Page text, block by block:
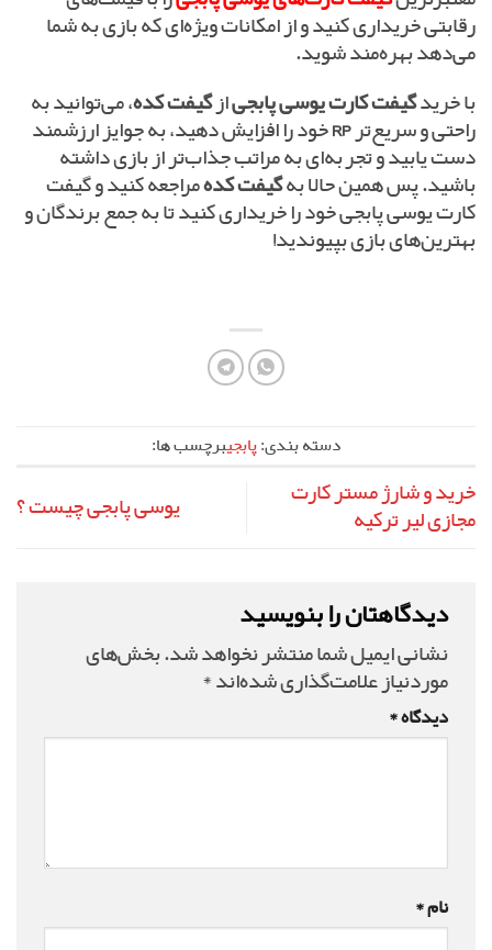
رقابتی خریداری کنید و از امکانات ویژه‌ای که بازی به شما
می‌دهد بهره‌مند شوید.
با خریدگیفت کارت یوسی پابجیازگیفت کده، می‌توانید به
راحتی و سریع‌ترRPخود را افزایش دهید، به جوایز ارزشمند
دست یابید و تجربه‌ای به مراتب جذاب‌تر از بازی داشته
باشید. پس همین حالا بهگیفت کدهمراجعه کنید و گیفت
کارت یوسی پابجی خود را خریداری کنید تا به جمع برندگان و
بهترین‌های بازی بپیوندید!
دسته بندی:پابجیبرچسب ها:
خرید و شارژ مستر کارت
مجازی لیر ترکیه
یوسی پابجی چیست ؟
دیدگاهتان را بنویسید
نشانی ایمیل شما منتشر نخواهد شد.بخش‌های
موردنیاز علامت‌گذاری شده‌اند*
دیدگاه*
نام*